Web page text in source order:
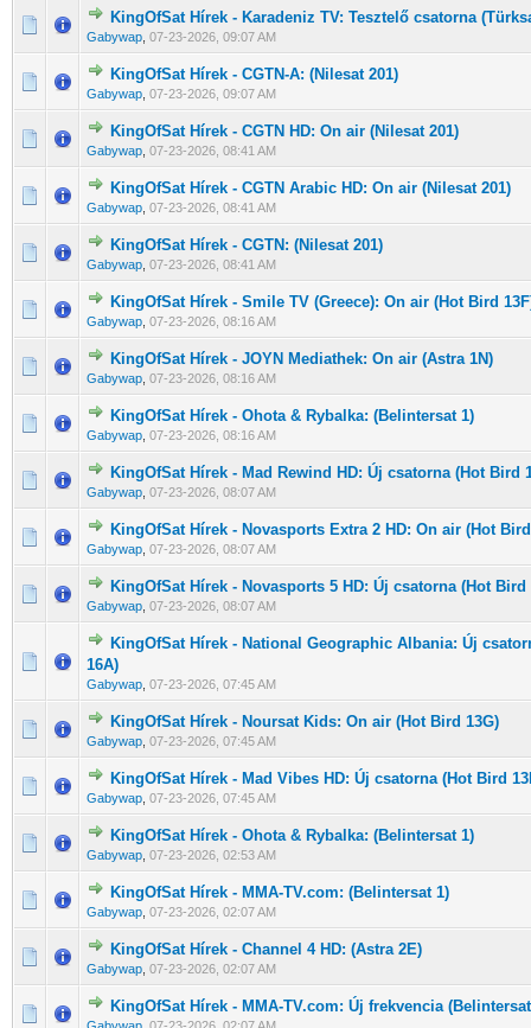
KingOfSat Hírek - Karadeniz TV: Tesztelő csatorna
Gabywap 07-23-2026, 09:07 AM
0 Szavazat - 0 / 5 átlagban
12345
KingOfSat Hírek - CGTN-A: (Nilesat 201)
Gabywap 07-23-2026, 09:07 AM
0 Szavazat - 0 / 5 átlagban
1 2345
KingOfSat Hírek - CGTN HD: On air (Nilesat 201)
Gabywap 07-23-2026, 08:41 AM
0 Szavazat - 0 / 5 átlagban
1 23 4 5
KingOfSat Hírek - CGTN Arabic HD: On air (Nilesat 201)
Gabywap 07-23-2026, 08:41 AM
0 Szavazat - 0 / 5 átlagban
1 23 45
KingOfSat Hírek - CGTN: (Nilesat 201)
Gabywap 07-23-2026, 08:41 AM
0 Szavazat - 0 / 5 átlagban
1 234 5
KingOfSat Hírek - Smile TV (Greece): On air (Hot Bird
Gabywap 07-23-2026, 08:16 AM
0 Szavazat - 0 / 5 átlagban
123 45
KingOfSat Hírek - JOYN Mediathek: On air (Astra 1N)
Gabywap 07-23-2026, 08:16 AM
0 Szavazat - 0 / 5 átlagban
1 23 45
KingOfSat Hírek - Ohota & Rybalka: (Belintersat 1)
Gabywap 07-23-2026, 08:16 AM
0 Szavazat - 0 / 5 átlagban
12345
KingOfSat Hírek - Mad Rewind HD: Új csatorna (Hot Bird
Gabywap 07-23-2026, 08:07 AM
0 Szavazat - 0 / 5 átlagban
12 345
KingOfSat Hírek - Novasports Extra 2 HD: On air (Hot
Gabywap 07-23-2026, 08:07 AM
0 Szavazat - 0 / 5 átlagban
12345
KingOfSat Hírek - Novasports 5 HD: Új csatorna (Hot Bird
Gabywap 07-23-2026, 08:07 AM
0 Szavazat - 0 / 5 átlagban
12345
KingOfSat Hírek - National Geographic Albania: Új
16A)
Gabywap 07-23-2026, 07:45 AM
KingOfSat Hírek - Noursat Kids: On air (Hot Bird 13G)
Gabywap 07-23-2026, 07:45 AM
0 Szavazat - 0 / 5 átlagban
12345
KingOfSat Hírek - Mad Vibes HD: Új csatorna (Hot Bird
Gabywap 07-23-2026, 07:45 AM
0 Szavazat - 0 / 5 átlagban
12 345
KingOfSat Hírek - Ohota & Rybalka: (Belintersat 1)
Gabywap 07-23-2026, 02:53 AM
0 Szavazat - 0 / 5 átlagban
12345
KingOfSat Hírek - MMA-TV.com: (Belintersat 1)
Gabywap 07-23-2026, 02:07 AM
0 Szavazat - 0 / 5 átlagban
123 4 5
KingOfSat Hírek - Channel 4 HD: (Astra 2E)
Gabywap 07-23-2026, 02:07 AM
0 Szavazat - 0 / 5 átlagban
12345
KingOfSat Hírek - MMA-TV.com: Új frekvencia
0 Szavazat - 0 / 5 átlagban
123 4 5